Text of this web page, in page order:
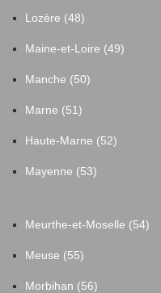
Lozère (48)
Maine-et-Loire (49)
Manche (50)
Marne (51)
Haute-Marne (52)
Mayenne (53)
Meurthe-et-Moselle (54)
Meuse (55)
Morbihan (56)